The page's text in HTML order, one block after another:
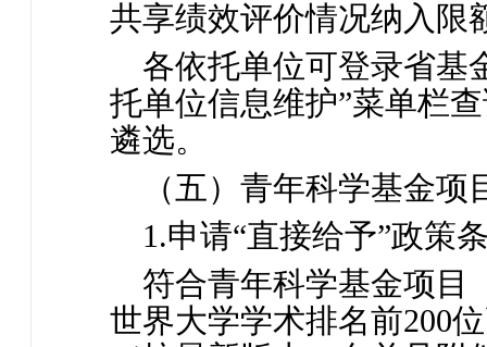
共享绩效评价情况纳入限
各依托单位可登录省
托单位信息维护”菜单栏
遴选。
（五）青年科学基金
1.申请“直接给予”政策
符合青年科学基金项目
世界大学学术排名前200